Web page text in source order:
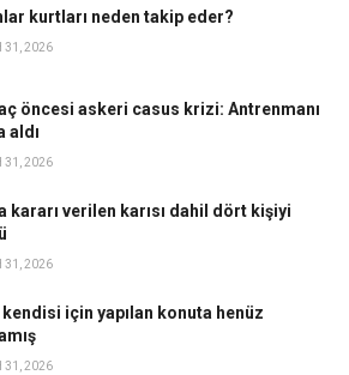
kurtları neden takip eder?
31, 2026
öncesi askeri casus krizi: Antrenmanı
aldı
31, 2026
kararı verilen karısı dahil dört kişiyi
31, 2026
kendisi için yapılan konuta henüz
31, 2026